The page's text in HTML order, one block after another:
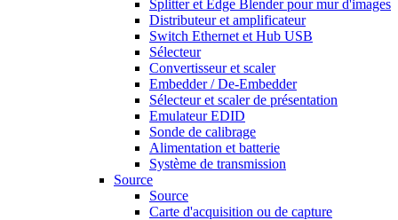
Splitter et Edge Blender pour mur d'images
Distributeur et amplificateur
Switch Ethernet et Hub USB
Sélecteur
Convertisseur et scaler
Embedder / De-Embedder
Sélecteur et scaler de présentation
Emulateur EDID
Sonde de calibrage
Alimentation et batterie
Système de transmission
Source
Source
Carte d'acquisition ou de capture